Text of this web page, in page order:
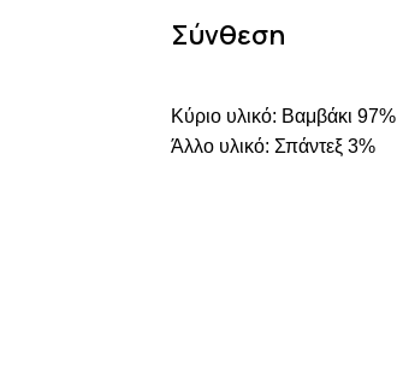
Σύνθεση
Κύριο υλικό: Βαμβάκι 97%
Άλλο υλικό: Σπάντεξ 3%